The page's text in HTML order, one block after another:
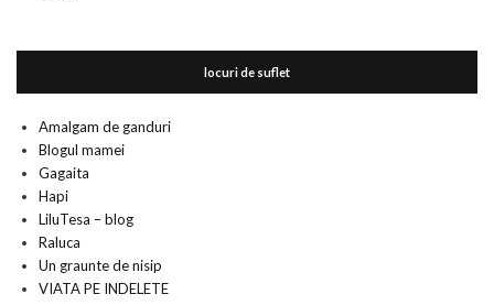
locuri de suflet
Amalgam de ganduri
Blogul mamei
Gagaita
Hapi
LiluTesa – blog
Raluca
Un graunte de nisip
VIATA PE INDELETE